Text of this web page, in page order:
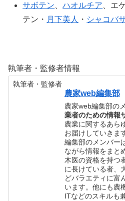
サボテン 、ハオルチア 、エ
テン・ 月下美人 ・ シャコバ
執筆者・監修者情報
執筆者・監修者
農家web編集部
農家web編集部の
業者のための情報
農業に関するあら
お届けしていきま
編集部のメンバー
ながら情報をまと
木医の資格を持つ
に長けている者、
どバラエティに富
います。他にも農
ITなどのスキルも